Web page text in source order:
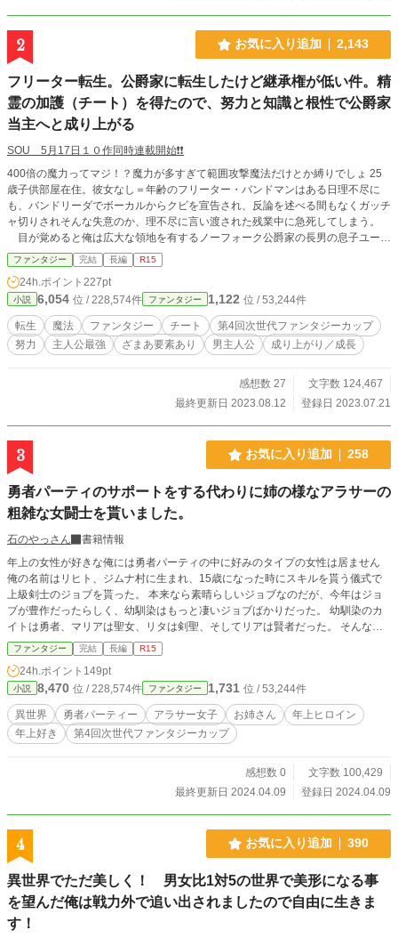
2 お気に入り追加 2,143
フリーター転生。公爵家に転生したけど継承権が低い件。精
霊の加護（チート）を得たので、努力と知識と根性で公爵家
当主へと成り上がる
SOU 5月17日１０作同時連載開始❗❗
400倍の魔力ってマジ！？魔力が多すぎて範囲攻撃魔法だけとか縛りでしょ 25
歳子供部屋在住。彼女なし＝年齢のフリーター・バンドマンはある日理不尽に
も、バンドリーダでボーカルからクビを宣告され、反論を述べる間もなくガッチ
ャ切りされそんな失意のか、理不尽に言い渡された残業中に急死してしまう。
目が覚めると俺は広大な領地を有するノーフォーク公爵家の長男の息子ユーサ
ー・フォン・ハワードに転生していた。 ユーサーは一度目の人生の漠然とした
目標であった『有名になりたい』他人から好かれ、知られる何者かになりたかっ
た。と言う目標を再認識し、二度目の生を悔いの無いように、全力で生きる事を
誓うのであった。 しかし、俺が公爵になるためには父の兄弟である次男、三男
の息子。つまり従妹達と争う事になってしまい。 ユーサーは富国強兵を掲げ、
先ずは小さな事から始めるのであった。 そんな主人公のゆったり成長期！！
ファンタジー 完結 長編 R15
24h.ポイント 227pt
小説 6,054 位 / 228,574件 ファンタジー 1,122 位 / 53,244件
転生 魔法 ファンタジー チート
第4回次世代ファンタジーカップ
努力
主人公最強 ざまあ要素あり 男主人公 成り上がり／成長
感想数 27
文字数 124,467
最終更新日 2023.08.12
登録日 2023.07.21
3 お気に入り追加 258
勇者パーティのサポートをする代わりに姉の様なアラサーの
粗雑な女闘士を貰いました。
石のやっさん
書籍情報
年上の女性が好きな俺には勇者パーティの中に好みのタイプの女性は居ません
俺の名前はリヒト、ジムナ村に生まれ、15歳になった時にスキルを貰う儀式で
上級剣士のジョブを貰った。 本来なら素晴らしいジョブなのだが、今年はジョ
ブが豊作だったらしく、幼馴染はもっと凄いジョブばかりだった。 幼馴染のカ
イトは勇者、マリアは聖女、リタは剣聖、そしてリアは賢者だった。 そんな訳
で充分に上位職の上級剣士だが、四職が出た事で影が薄れた。 彼等は色々と問
題があるので、俺にサポーターとしてついて行って欲しいと頼まれたのだが…ハ
ーレムパーティに俺は要らないし面倒くさいから断ったのだが…しつこく頼むの
で、条件を飲んでくれればと条件をつけた。 それは『27歳の女闘志レイラを借
金の権利ごと無償で貰う事』 今度もまた年上ヒロインです。 セルフレイティン
グは、話しの中でそう言った描写を書いたら追加します。 カクヨムにも投稿中
です
ファンタジー 完結 長編 R15
24h.ポイント 149pt
小説 8,470 位 / 228,574件 ファンタジー 1,731 位 / 53,244件
異世界 勇者パーティー アラサー女子 お姉さん
年上ヒロイン
年上好き
第4回次世代ファンタジーカップ
感想数 0
文字数 100,429
最終更新日 2024.04.09
登録日 2024.04.09
4 お気に入り追加 390
異世界でただ美しく！ 男女比1対5の世界で美形になる事
を望んだ俺は戦力外で追い出されましたので自由に生きま
す！